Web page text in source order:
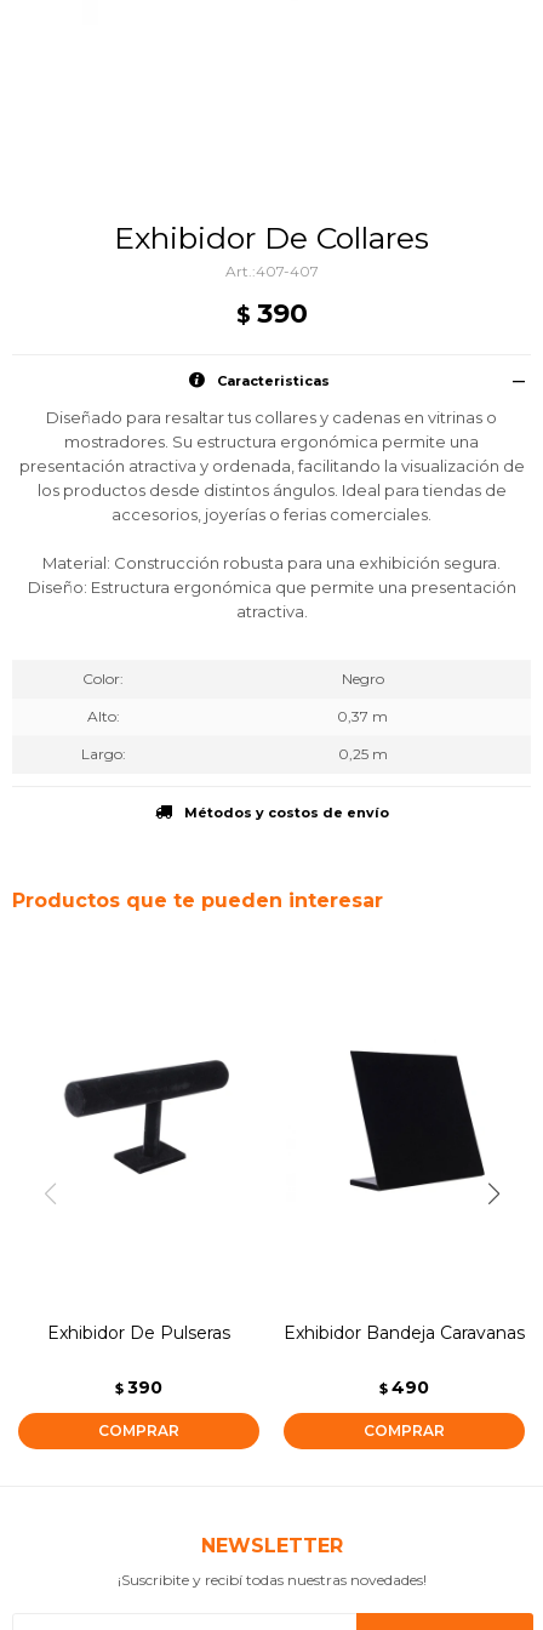
Exhibidor De Collares
407-407
$ 390
Caracteristicas
Diseñado para resaltar tus collares y cadenas en vitrinas o
mostradores. Su estructura ergonómica permite una
presentación atractiva y ordenada, facilitando la visualización de
los productos desde distintos ángulos. Ideal para tiendas de
accesorios, joyerías o ferias comerciales.
Material: Construcción robusta para una exhibición segura.
Diseño: Estructura ergonómica que permite una presentación
atractiva.
Color Negro
Alto 0,37 m
Largo 0,25 m
Métodos y costos de envío
Productos que te pueden interesar
Exhibidor De Pulseras
$ 390
Exhibidor Bandeja Caravanas
$ 490
NEWSLETTER
¡Suscribite y recibí todas nuestras novedades!